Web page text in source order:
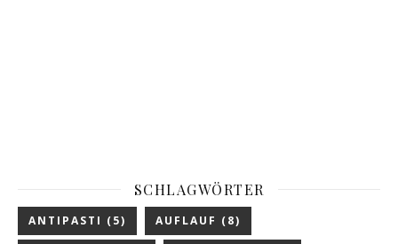
SCHLAGWÖRTER
ANTIPASTI (5) AUFLAUF (8)